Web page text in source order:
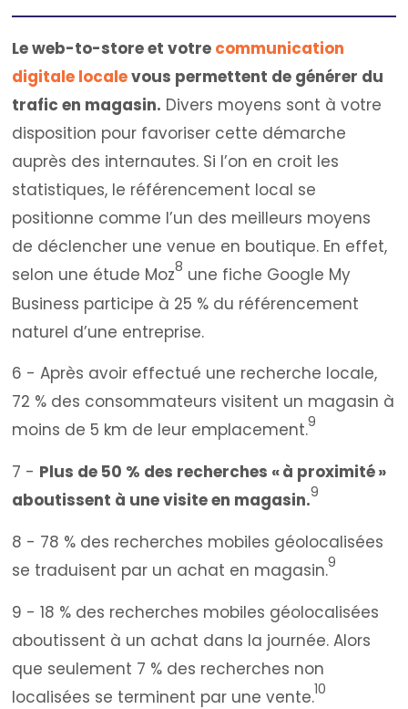
Le web-to-store et votre communication
digitale localevous permettent de générer du
trafic en magasin. Divers moyens sont à votre
disposition pour favoriser cette démarche
auprès des internautes. Si l’on en croit les
statistiques, le référencement local se
positionne comme l’un des meilleurs moyens
de déclencher une venue en boutique. En effet,
selon une étude Moz8 une fiche Google My
Business participe à 25 % du référencement
naturel d’une entreprise.
6 - Après avoir effectué une recherche locale,
72 % des consommateurs visitent un magasin à
moins de 5 km de leur emplacement.9
7 - Plus de 50 % des recherches « à proximité »
aboutissent à une visite en magasin.9
8 - 78 % des recherches mobiles géolocalisées
se traduisent par un achat en magasin.9
9 - 18 % des recherches mobiles géolocalisées
aboutissent à un achat dans la journée. Alors
que seulement 7 % des recherches non
localisées se terminent par une vente.10